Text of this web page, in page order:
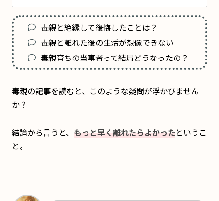
毒親と絶縁して後悔したことは？
毒親と離れた後の生活が想像できない
毒親育ちの当事者って結局どうなったの？
毒親の記事を読むと、このような疑問が浮かびません
か？
結論から言うと、 もっと早く離れたらよかったというこ
と。